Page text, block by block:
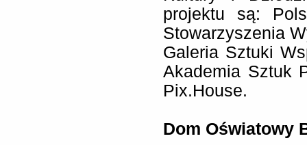
projektu są:
Stowarzyszenia
Galeria Sztuki
Akademia Sztuk
Pix.House.
Dom Oświatowy